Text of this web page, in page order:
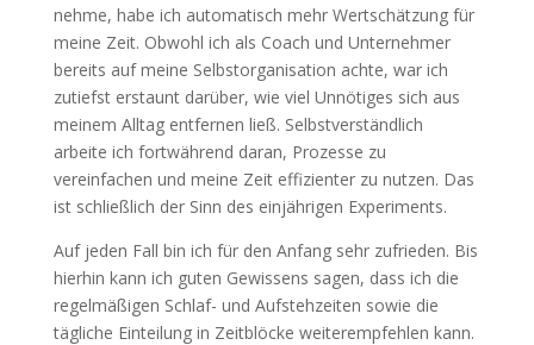
nehme, habe ich automatisch mehr Wertschätzung für
meine Zeit. Obwohl ich als Coach und Unternehmer
bereits auf meine Selbstorganisation achte, war ich
zutiefst erstaunt darüber, wie viel Unnötiges sich aus
meinem Alltag entfernen ließ. Selbstverständlich
arbeite ich fortwährend daran, Prozesse zu
vereinfachen und meine Zeit effizienter zu nutzen. Das
ist schließlich der Sinn des einjährigen Experiments.
Auf jeden Fall bin ich für den Anfang sehr zufrieden. Bis
hierhin kann ich guten Gewissens sagen, dass ich die
regelmäßigen Schlaf- und Aufstehzeiten sowie die
tägliche Einteilung in Zeitblöcke weiterempfehlen kann.